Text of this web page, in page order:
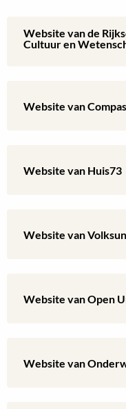
Website van de
Cultuur en
Lees
de
Onderwijs,
Website van
Lees
Compas073
Website van Huis73
Lees
Huis73
Website van
Lees
Volksuniversiteit
Website van Open
Lees
Website van
Lees